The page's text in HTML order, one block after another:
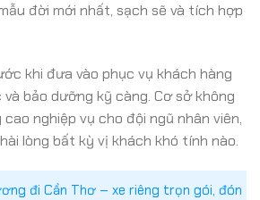
đời mới nhất, sạch sẽ và tích hợp
khi đưa vào phục vụ khách hàng
bảo dưỡng kỹ càng. Cơ sở không
nghiệp vụ cho đội ngũ nhân viên,
lòng bất kỳ vị khách khó tính nào.
đi Cần Thơ – xe riêng trọn gói, đón